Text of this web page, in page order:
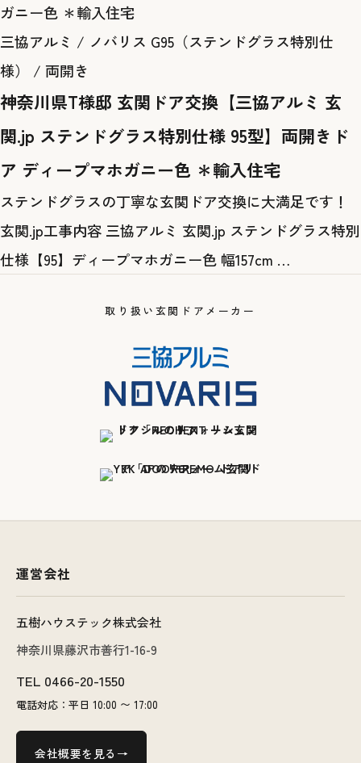
三協アルミ / ノバリス G95（ステンドグラス特別仕
様） / 両開き
神奈川県T様邸 玄関ドア交換【三協アルミ 玄
関.jp ステンドグラス特別仕様 95型】両開きド
ア ディープマホガニー色 ＊輸入住宅
ステンドグラスの丁寧な玄関ドア交換に大満足です！
玄関.jp工事内容 三協アルミ 玄関.jp ステンドグラス特別
仕様【95】ディープマホガニー色 幅157cm …
取り扱い玄関ドアメーカー
運営会社
五樹ハウステック株式会社
神奈川県藤沢市善行1-16-9
TEL 0466-20-1550
電話対応：平日 10:00 〜 17:00
会社概要を見る